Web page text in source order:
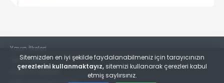
Yayın İlkeleri
Veri Politikası
Kullanım Şartları
Sitemizden en iyi şekilde faydalanabilmeniz için tarayıcınızın
çerezlerini kullanmaktayız, sitemizi kullanarak çerezleri kabul
etmiş saylırsınız.